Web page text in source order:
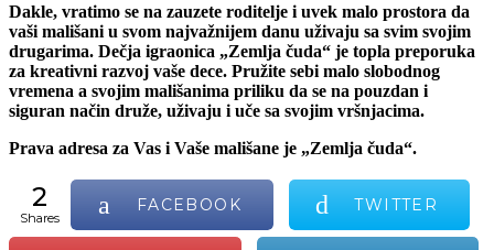
Dakle, vratimo se na zauzete roditelje i uvek malo prostora da
vaši mališani u svom najvažnijem danu uživaju sa svim svojim
drugarima. Dečja igraonica „Zemlja čuda“ je topla preporuka
za kreativni razvoj vaše dece. Pružite sebi malo slobodnog
vremena a svojim mališanima priliku da se na pouzdan i
siguran način druže, uživaju i uče sa svojim vršnjacima.
Prava adresa za Vas i Vaše mališane je „Zemlja čuda“.
2
shares
FACEBOOK TWITTER